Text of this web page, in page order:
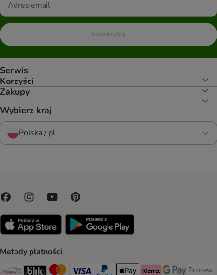
Subskrybuj
Serwis
Korzyści
Zakupy
Wybierz kraj
Polska / pl
Metody płatności
Przelew